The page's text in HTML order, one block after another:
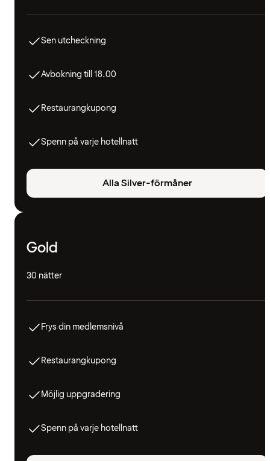
Sen utcheckning
Avbokning till 18.00
Restaurangkupong
Spenn på varje hotellnatt
Alla Silver-förmåner
Gold
30 nätter
Frys din medlemsnivå
Restaurangkupong
Möjlig uppgradering
Spenn på varje hotellnatt